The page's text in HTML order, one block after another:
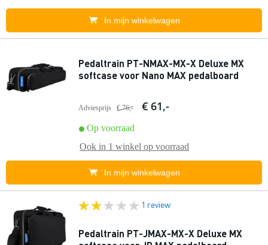
In mijn winkelwagen
Pedaltrain PT-NMAX-MX-X Deluxe MX
softcase voor Nano MAX pedalboard
Adviesprijs € 76,- € 61,-
Op voorraad
Ook in 1 winkel op voorraad
In mijn winkelwagen
1 review
Pedaltrain PT-JMAX-MX-X Deluxe MX